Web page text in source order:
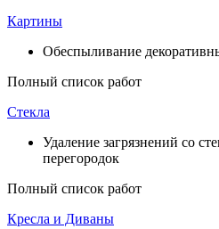
Картины
Обеспыливание
Полный список работ
Стекла
Удаление загрязнений со
перегородок
Полный список работ
Кресла и Диваны